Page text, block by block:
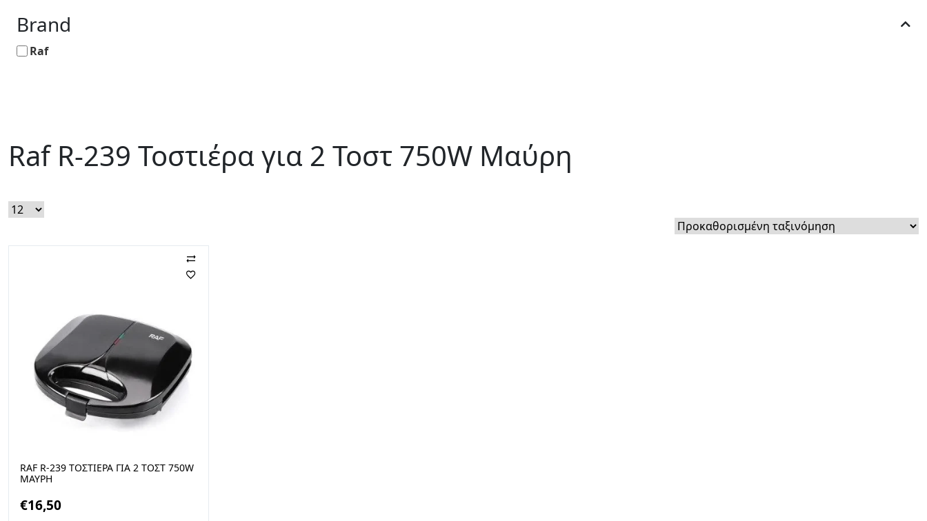
Brand
Raf
Raf R-239 Τοστιέρα για 2 Τοστ 750W Μαύρη
RAF R-239 ΤΟΣΤΙΈΡΑ ΓΙΑ 2 ΤΟΣΤ 750W
ΜΑΎΡΗ
€16,50